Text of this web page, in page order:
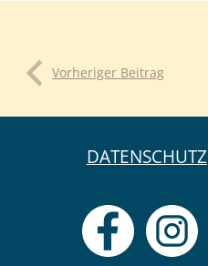
Vorheriger Beitrag
DATENSCHUTZ